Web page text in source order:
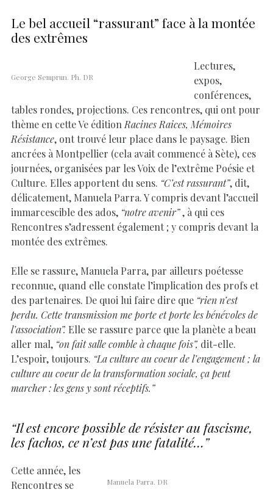
Le bel accueil “rassurant” face à la montée
des extrêmes
George Semprun. Ph. DR
Lectures,
expos,
conférences,
tables rondes, projections. Ces rencontres, qui ont pour
thème en cette Ve édition Racines Raices, Mémoires
Résistance, ont trouvé leur place dans le paysage. Bien
ancrées à Montpellier (cela avait commencé à Sète), ces
journées, organisées par les Voix de l’extrême Poésie et
Culture. Elles apportent du sens. “C’est rassurant”, dit,
délicatement, Manuela Parra. Y compris devant l’accueil
immarcescible des ados, “notre avenir”, à qui ces
Rencontres s’adressent également ; y compris devant la
montée des extrêmes.
Elle se rassure, Manuela Parra, par ailleurs poétesse
reconnue, quand elle constate l’implication des profs et
des partenaires. De quoi lui faire dire que “rien n’est
perdu. Cette transmission me porte et porte les bénévoles de
l’association”. Elle se rassure parce que la planète a beau
aller mal, “on fait salle comble à chaque fois”, dit-elle.
L’espoir, toujours. “La culture au coeur de l’engagement ; la
culture au coeur de la transformation sociale, ça peut
marcher : les gens y sont réceptifs.”
“Il est encore possible de résister au fascisme,
les fachos, ce n’est pas une fatalité…”
Manuela Parra. DR
Cette année, les
Rencontres se